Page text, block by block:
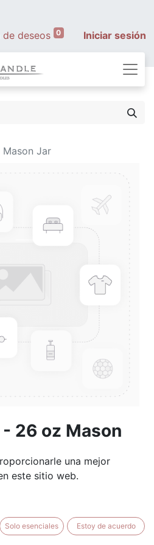
de deseos 0 Iniciar sesión
Jar
26 oz Mason
una mejor
este sitio web.
Solo esenciales Estoy de acuerdo